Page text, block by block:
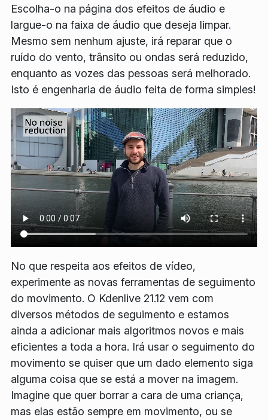
Escolha-o na página dos efeitos de áudio e
largue-o na faixa de áudio que deseja limpar.
Mesmo sem nenhum ajuste, irá reparar que o
ruído do vento, trânsito ou ondas será reduzido,
enquanto as vozes das pessoas será melhorado.
Isto é engenharia de áudio feita de forma simples!
No que respeita aos efeitos de vídeo,
experimente as novas ferramentas de seguimento
do movimento. O Kdenlive 21.12 vem com
diversos métodos de seguimento e estamos
ainda a adicionar mais algoritmos novos e mais
eficientes a toda a hora. Irá usar o seguimento do
movimento se quiser que um dado elemento siga
alguma coisa que se está a mover na imagem.
Imagine que quer borrar a cara de uma criança,
mas elas estão sempre em movimento, ou se